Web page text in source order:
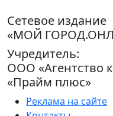
Сетевое издание
«МОЙ
Учредитель:
ООО «Агентство
«Прайм плюс»
Реклама на сайте